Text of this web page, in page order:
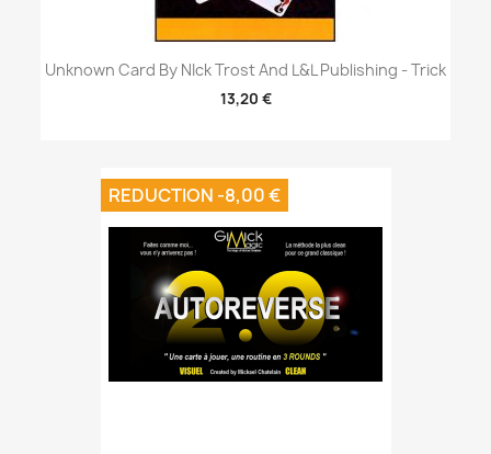
Unknown Card By NIck Trost And L&L Publishing - Trick
13,20 €
REDUCTION -8,00 €